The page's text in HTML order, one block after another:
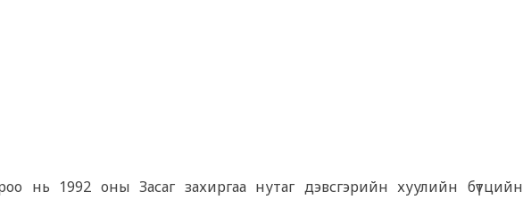
нь 1992 оны Засаг захиргаа нутаг дэвсгэрийн хуулийн бүтцийн